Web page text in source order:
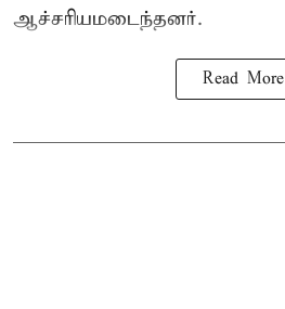
ஆச்சரியமடைந்தனர்.
Read More